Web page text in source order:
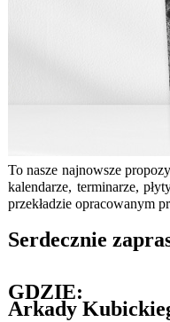
To nasze najnowsze
kalendarze, terminarze,
przekładzie opracowanym
Serdecznie
GDZIE:
Arkady